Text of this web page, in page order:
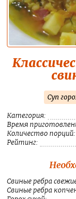
Суп
Категория:
Время
Количество порций:
Рейтинг:
Свиные ребра
Свиные ребра